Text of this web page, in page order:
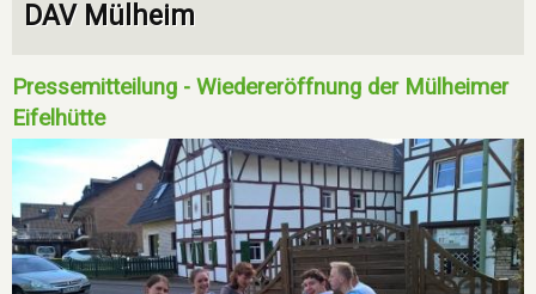
DAV Mülheim
Pressemitteilung - Wiedereröffnung der Mülheimer
Eifelhütte